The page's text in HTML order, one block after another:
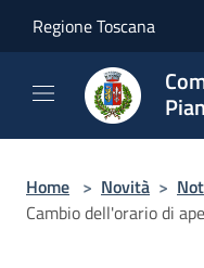
Regione Toscana
Home > Novità >
Cambio dell'orario di